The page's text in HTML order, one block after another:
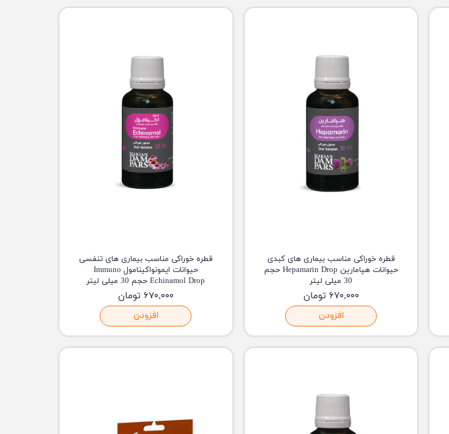
قطره خوراکی مناسب بیماری های کبدی
حیوانات هپامارین Hepamarin Drop حجم
30 میلی لیتر
۶۷۰,۰۰۰ تومان
افزودن
قطره خوراکی مناسب بیماری های تنفسی
حیوانات ایمونواکینامول Immuno
Echinamol Drop حجم 30 میلی لیتر
۶۷۰,۰۰۰ تومان
افزودن